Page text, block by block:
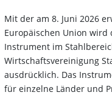
Mit der am 8. Juni 2026
Europäischen Union wird
Instrument im
Wirtschaftsvereinigung
ausdrücklich. Das
für einzelne Länder und